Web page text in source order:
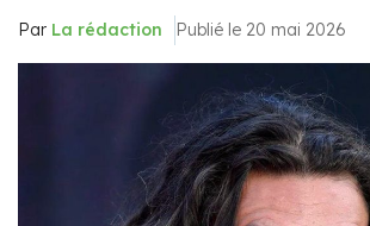
Par La rédaction Publié le 20 mai 2026